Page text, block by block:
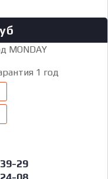
MONDAY
1 год
29